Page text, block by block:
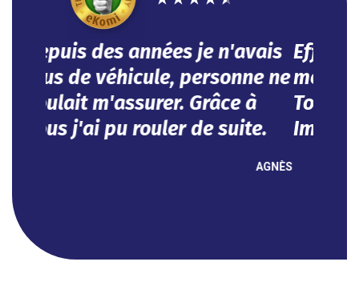
Efficace, vous avez répondu à
mes besoins dans l'urgence.
Tout se fait en ligne.
Impeccable !